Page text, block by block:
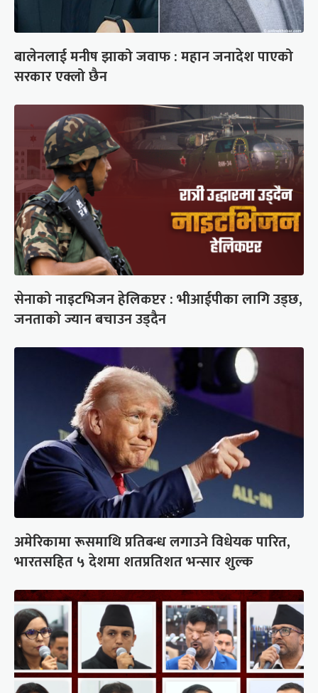
बालेनलाई मनीष झाको जवाफ : महान जनादेश पाएको
सरकार एक्लो छैन
सेनाको नाइटभिजन हेलिकप्टर : भीआईपीका लागि उड्छ,
जनताको ज्यान बचाउन उड्दैन
अमेरिकामा रूसमाथि प्रतिबन्ध लगाउने विधेयक पारित,
भारतसहित ५ देशमा शतप्रतिशत भन्सार शुल्क